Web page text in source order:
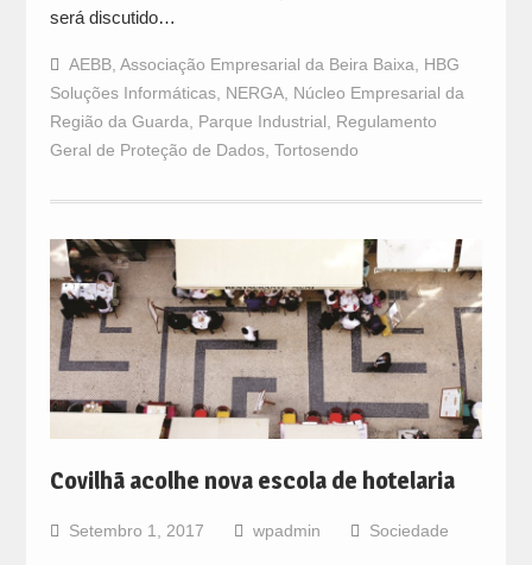
será discutido…
AEBB, Associação Empresarial da Beira Baixa
HBG
Soluções Informáticas, NERGA, Núcleo Empresarial da
Região da Guarda
Parque Industrial
Regulamento
Geral de Proteção de Dados, Tortosendo
Covilhã acolhe nova escola de hotelaria
Setembro 1, 2017 wpadmin Sociedade